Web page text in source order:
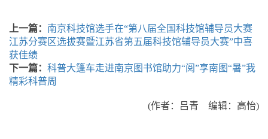
上一篇： 南京科技馆选手在“第八届全国科技馆辅导员大赛
江苏分赛区选拔赛暨江苏省第五届科技馆辅导员大赛”中喜
获佳绩
下一篇： 科普大篷车走进南京图书馆助力“阅”享南图“暑”我
精彩科普周
(作者：吕青 编辑：高怡)